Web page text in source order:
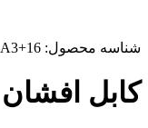
شناسه محصول:
کابل افشان 16+25*3 نوید